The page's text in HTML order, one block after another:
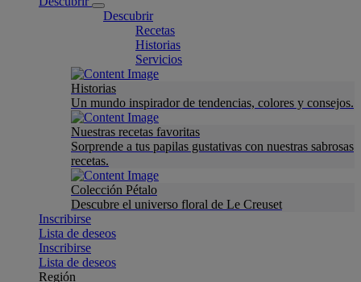
Descubrir
Recetas
Historias
Servicios
Historias
Un mundo inspirador de tendencias, colores y consejos.
Nuestras recetas favoritas
Sorprende a tus papilas gustativas con nuestras sabrosas
recetas.
Colección Pétalo
Descubre el universo floral de Le Creuset
Inscribirse
Lista de deseos
Inscribirse
Lista de deseos
Región